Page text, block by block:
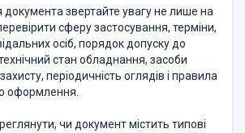
документа звертайте увагу не лише на
сферу застосування, терміни,
осіб, порядок допуску до
стан обладнання, засоби
періодичність оглядів і правила
оформлення.
чи документ містить типові